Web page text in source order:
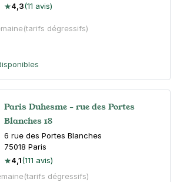
4,3(11 avis)
(tarifs dégressifs)
Paris Duhesme - rue des Portes
Blanches 18
6 rue des Portes Blanches
75018 Paris
4,1(111 avis)
(tarifs dégressifs)